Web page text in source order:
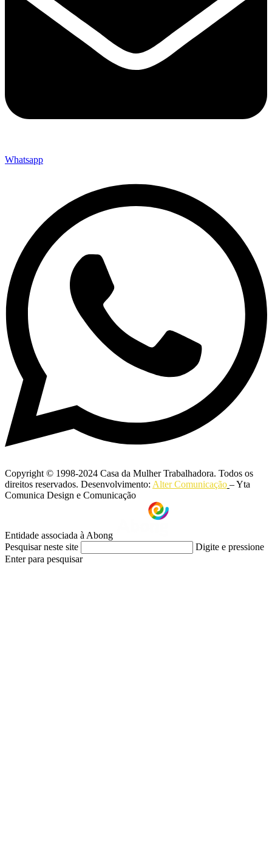
Whatsapp
Copyright © 1998-2024 Casa da Mulher Trabalhadora. Todos os
direitos reservados. Desenvolvimento: Alter Comunicação – Yta
Comunica Design e Comunicação
Entidade associada à Abong
Pesquisar neste site
Digite e pressione
Enter para pesquisar